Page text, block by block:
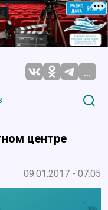
...
центре
09.01.2017 - 07:05